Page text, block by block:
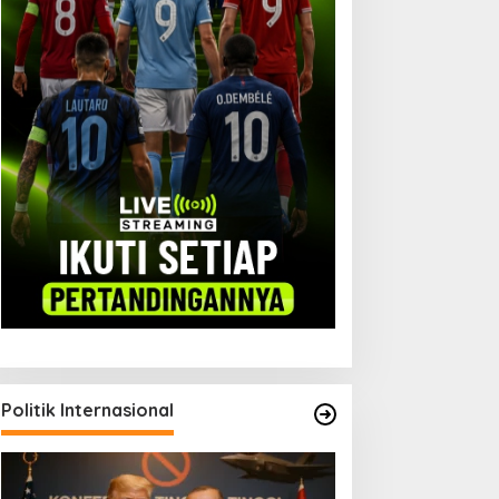
Parlemen: Jalan
Ekspor Garut
Timnas Indonesia dan
Kutukan Piala AFF
Politik Internasional